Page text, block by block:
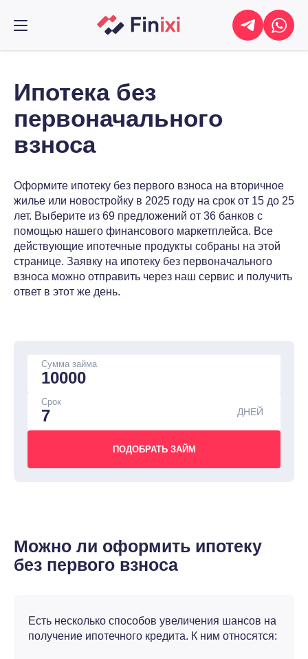
Ипотека без
первоначального
взноса
Оформите ипотеку без первого взноса на вторичное
жилье или новостройку в 2025 году на срок от 15 до 25
лет. Выберите из 69 предложений от 36 банков с
помощью нашего финансового маркетплейса. Все
действующие ипотечные продукты собраны на этой
странице. Заявку на ипотеку без первоначального
взноса можно отправить через наш сервис и получить
ответ в этот же день.
Сумма займа
Срок
ДНЕЙ
Можно ли оформить ипотеку
без первого взноса
Есть несколько способов увеличения шансов на
получение ипотечного кредита. К ним относятся: